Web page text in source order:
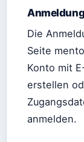
Die
Seite
Konto mit
erstellen
anmelden.